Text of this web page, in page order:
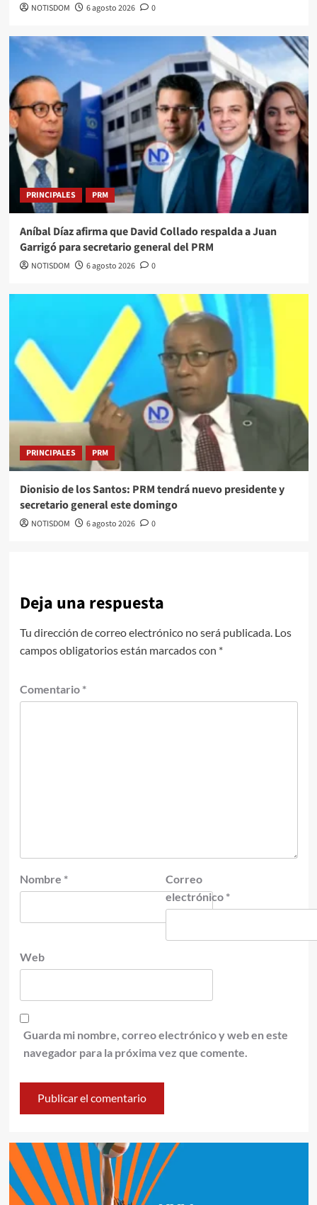
NOTISDOM 6 agosto 2026 0
PRINCIPALES PRM
Aníbal Díaz afirma que David Collado respalda a Juan
Garrigó para secretario general del PRM
NOTISDOM 6 agosto 2026 0
PRINCIPALES PRM
Dionisio de los Santos: PRM tendrá nuevo presidente y
secretario general este domingo
NOTISDOM 6 agosto 2026 0
Deja una respuesta
Tu dirección de correo electrónico no será publicada. Los
campos obligatorios están marcados con *
Comentario *
Nombre *
Correo
electrónico *
Web
Guarda mi nombre, correo electrónico y web en este
navegador para la próxima vez que comente.